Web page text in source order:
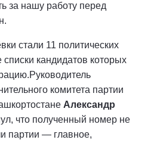
за нашу работу перед
стали 11 политических
кандидатов которых
Руководитель
комитета партии
Александр
что полученный номер не
партии — главное,